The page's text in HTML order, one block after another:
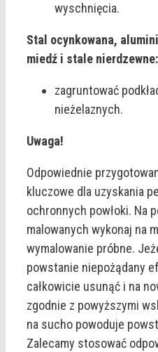
wyschnięcia.
Stal ocynkowana,
miedź i stale nierdzewne:
zagruntować
nieżelaznych.
Uwaga!
Odpowiednie
kluczowe dla uzyskania
ochronnych powłoki. Na
malowanych wykonaj na
wymalowanie próbne.
powstanie niepożądany
całkowicie usunąć i na
zgodnie z powyższymi
na sucho powoduje
Zalecamy stosować